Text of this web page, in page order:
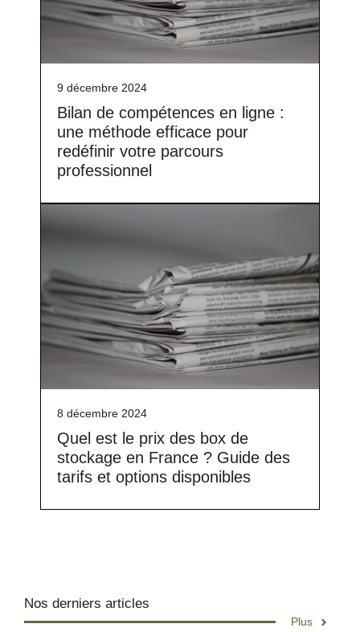
9 décembre 2024
Bilan de compétences en ligne :
une méthode efficace pour
redéfinir votre parcours
professionnel
8 décembre 2024
Quel est le prix des box de
stockage en France ? Guide des
tarifs et options disponibles
Nos derniers articles
Plus